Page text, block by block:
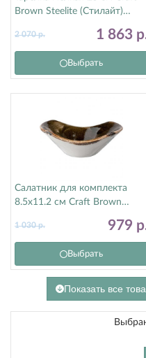
Brown Steelite (Стилайт)
1 863
2 070р.
Выбрать
Салатник для комплекта
8.5х11.2 см Craft Brown
979
1 030р.
Выбрать
Показать все